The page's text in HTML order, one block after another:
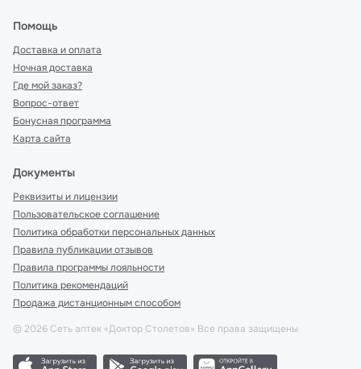
Помощь
Доставка и оплата
Ночная доставка
Где мой заказ?
Вопрос-ответ
Бонусная программа
Карта сайта
Документы
Реквизиты и лицензии
Пользовательское соглашение
Политика обработки персональных данных
Правила публикации отзывов
Правила программы лояльности
Политика рекомендаций
Продажа дистанционным способом
© 2026 Сеть аптек «Доктор Столетов» Все права защищены